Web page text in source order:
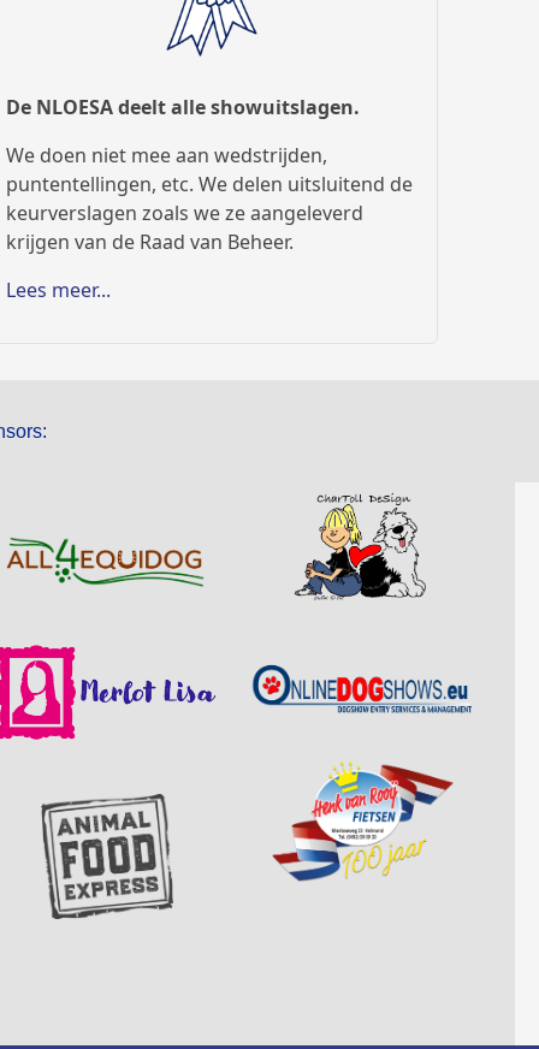
De NLOESA deelt alle showuitslagen.
We doen niet mee aan wedstrijden,
puntentellingen, etc. We delen uitsluitend de
keurverslagen zoals we ze aangeleverd
krijgen van de Raad van Beheer.
Lees meer...